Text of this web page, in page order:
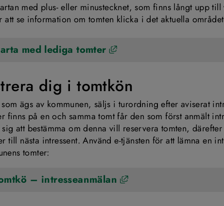
med plus- eller minustecknet, som finns långt upp till
att se information om tomten klicka i det aktuella
med lediga tomter Länk till annan
dig i tomtkön
ägs av kommunen, säljs i turordning efter aviserat
finns på en och samma tomt får den som först anmält
att bestämma om denna vill reservera tomten,
till nästa intressent. Använd e-tjänsten för att lämna en
tomter:
– intresseanmälan Länk till annan